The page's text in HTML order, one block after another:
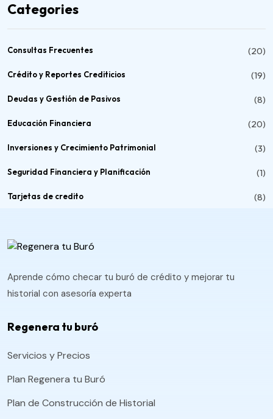
Categories
Consultas Frecuentes (20)
Crédito y Reportes Crediticios (19)
Deudas y Gestión de Pasivos (8)
Educación Financiera (20)
Inversiones y Crecimiento Patrimonial (3)
Seguridad Financiera y Planificación (1)
Tarjetas de credito (8)
Aprende cómo checar tu buró de crédito y mejorar tu
historial con asesoría experta
Regenera tu buró
Servicios y Precios
Plan Regenera tu Buró
Plan de Construcción de Historial